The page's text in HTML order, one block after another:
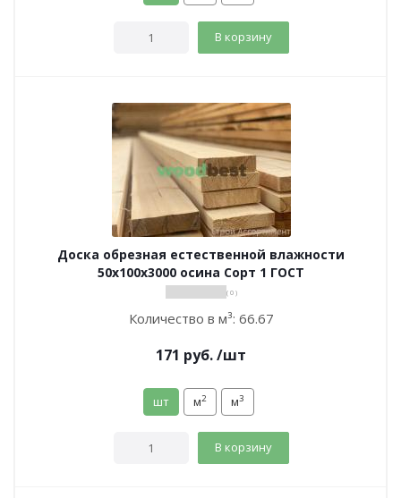
В корзину
Доска обрезная естественной влажности
50х100х3000 осина Сорт 1 ГОСТ
( 0 )
Количество в м³: 66.67
171 руб./шт
шт м2 м3
В корзину